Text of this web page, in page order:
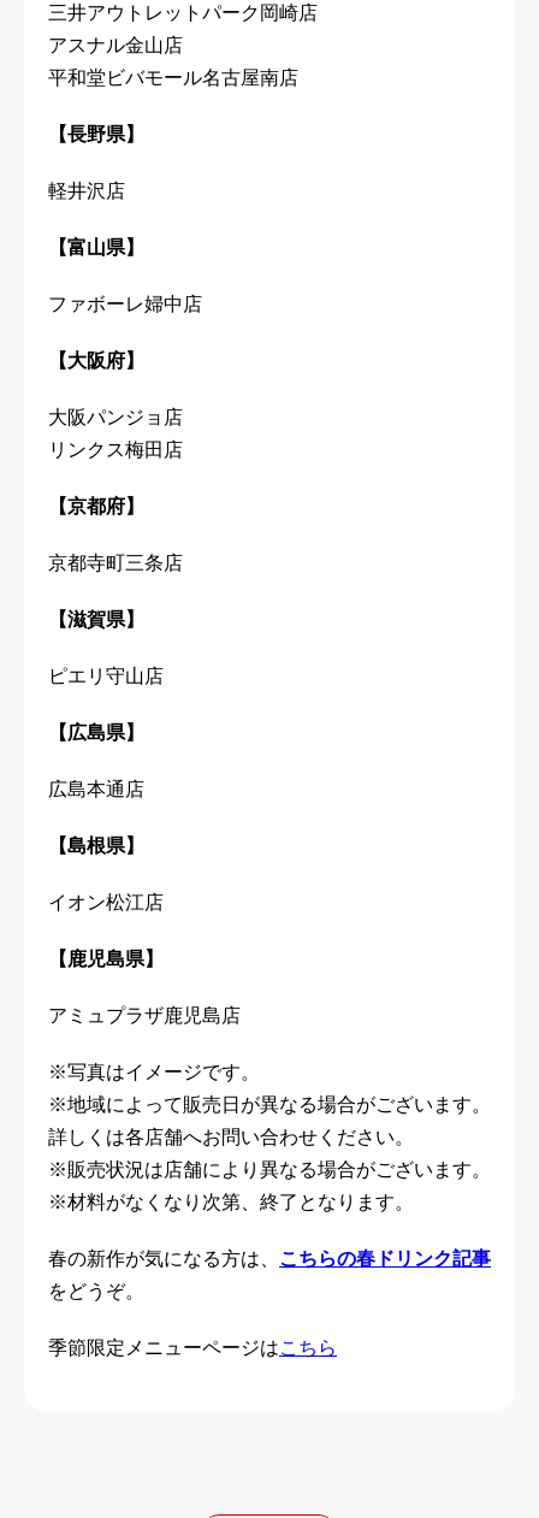
三井アウトレットパーク岡崎店
アスナル金山店
平和堂ビバモール名古屋南店
【長野県】
軽井沢店
【富山県】
ファボーレ婦中店
【大阪府】
大阪パンジョ店
リンクス梅田店
【京都府】
京都寺町三条店
【滋賀県】
ピエリ守山店
【広島県】
広島本通店
【島根県】
イオン松江店
【鹿児島県】
アミュプラザ鹿児島店
※写真はイメージです。
※地域によって販売日が異なる場合がございます。
詳しくは各店舗へお問い合わせください。
※販売状況は店舗により異なる場合がございます。
※材料がなくなり次第、終了となります。
春の新作が気になる方は、 こちらの春ドリンク記事
をどうぞ。
季節限定メニューページはこちら